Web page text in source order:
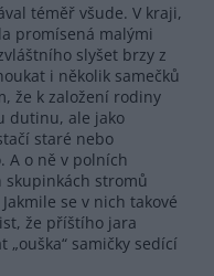
téměř všude. V kraji,
promísená malými
slyšet brzy z
i několik samečků
že k založení rodiny
dutinu, ale jako
staré nebo
A o ně v polních
skupinkách stromů
se v nich takové
že příštího jara
samičky sedící